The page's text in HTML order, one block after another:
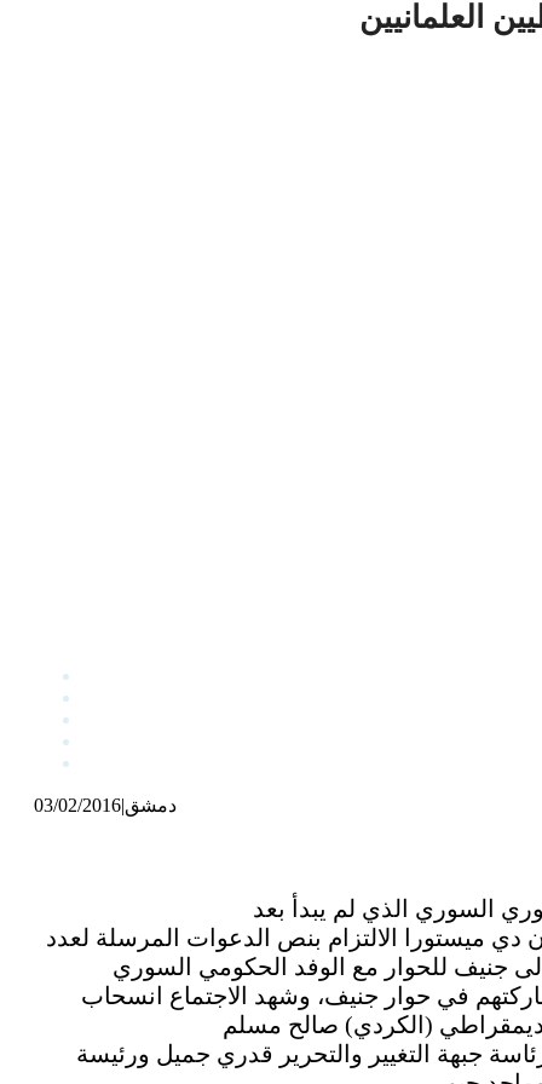
03/02/2016|دمشق
ميستورا الالتزام بنص الدعوات المرسلة لعدد
في حوار جنيف، وشهد الاجتماع انسحاب
مؤلفاً من 7 شخصيات هم: عضو مجلس رئاسة جبهة التغيير والتحرير قدري جميل ورئيسة